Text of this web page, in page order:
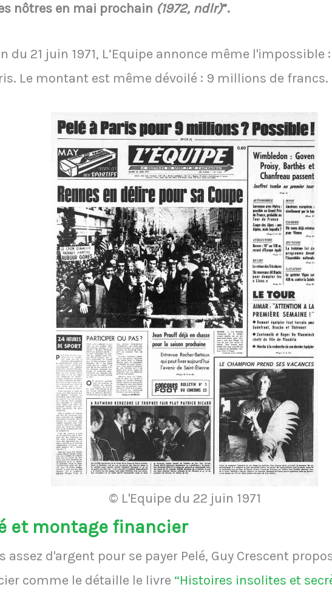
nôtres en mai prochain (1972, ndlr)”.
du 21 juin 1971, L’Equipe annonce même
Le montant est même dévoilé : 9 millions de francs.
© L'Equipe du 22 juin 1971
et montage financier
assez d'argent pour se payer Pelé, Guy Crescent
comme le détaille le livre “Histoires insolites et